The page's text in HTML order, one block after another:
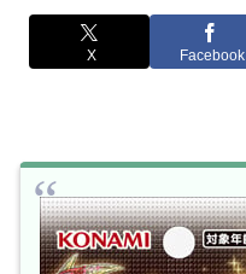
X Facebook